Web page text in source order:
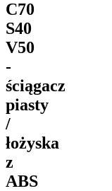
C70
S40
V50
-
ściągacz
piasty
/
łożyska
z
ABS